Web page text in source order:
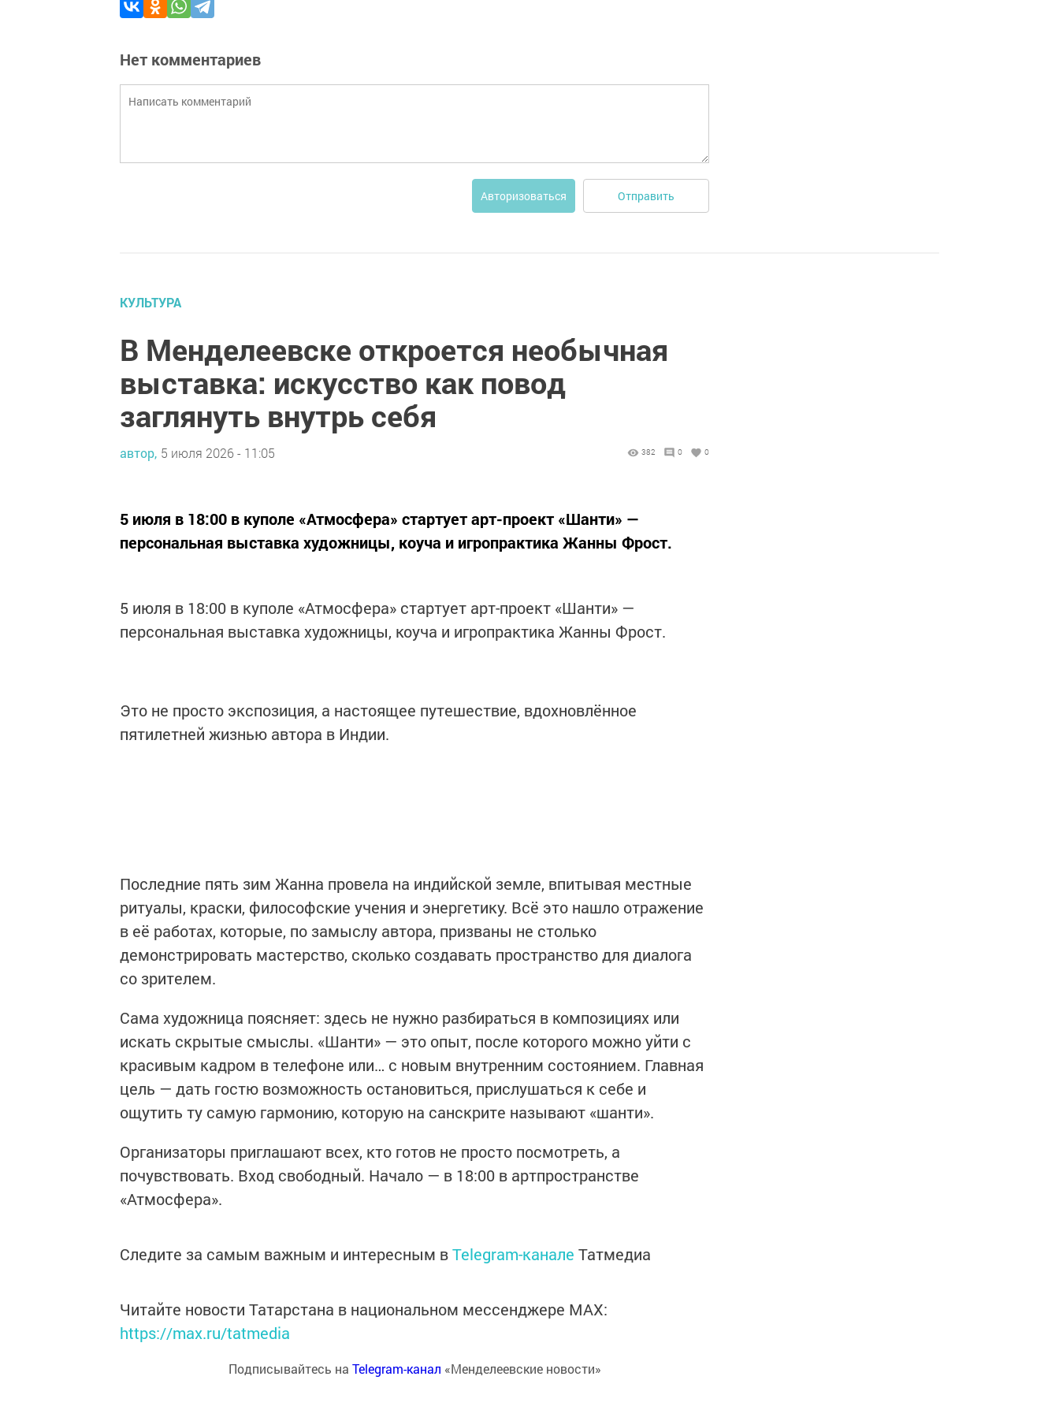
Нет комментариев
Авторизоваться Отправить
КУЛЬТУРА
В Менделеевске откроется необычная
выставка: искусство как повод
заглянуть внутрь себя
автор, 5 июля 2026 - 11:05 382 0 0
5 июля в 18:00 в куполе «Атмосфера» стартует арт-проект «Шанти» —
персональная выставка художницы, коуча и игропрактика Жанны Фрост.
5 июля в 18:00 в куполе «Атмосфера» стартует арт-проект «Шанти» —
персональная выставка художницы, коуча и игропрактика Жанны Фрост.
Это не просто экспозиция, а настоящее путешествие, вдохновлённое
пятилетней жизнью автора в Индии.
Последние пять зим Жанна провела на индийской земле, впитывая местные
ритуалы, краски, философские учения и энергетику. Всё это нашло отражение
в её работах, которые, по замыслу автора, призваны не столько
демонстрировать мастерство, сколько создавать пространство для диалога
со зрителем.
Сама художница поясняет: здесь не нужно разбираться в композициях или
искать скрытые смыслы. «Шанти» — это опыт, после которого можно уйти с
красивым кадром в телефоне или… с новым внутренним состоянием. Главная
цель — дать гостю возможность остановиться, прислушаться к себе и
ощутить ту самую гармонию, которую на санскрите называют «шанти».
Организаторы приглашают всех, кто готов не просто посмотреть, а
почувствовать. Вход свободный. Начало — в 18:00 в артпространстве
«Атмосфера».
Следите за самым важным и интересным вTelegram-канале Татмедиа
Читайте новости Татарстана в национальном мессенджере MАХ:
https://max.ru/tatmedia
Подписывайтесь на Telegram-канал «Менделеевские новости»